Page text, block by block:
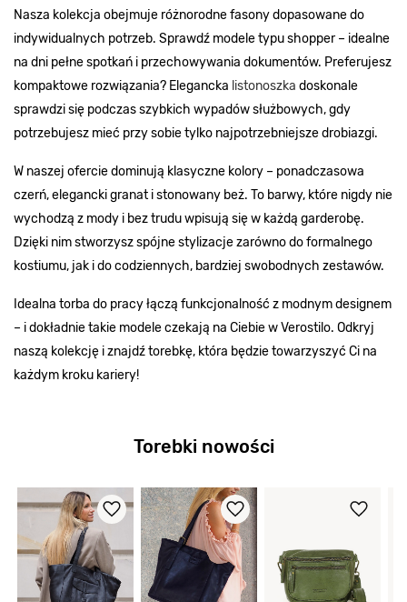
Nasza kolekcja obejmuje różnorodne fasony dopasowane do
indywidualnych potrzeb. Sprawdź modele typu shopper – idealne
na dni pełne spotkań i przechowywania dokumentów. Preferujesz
kompaktowe rozwiązania? Elegancka listonoszka doskonale
sprawdzi się podczas szybkich wypadów służbowych, gdy
potrzebujesz mieć przy sobie tylko najpotrzebniejsze drobiazgi.
W naszej ofercie dominują klasyczne kolory – ponadczasowa
czerń, elegancki granat i stonowany beż. To barwy, które nigdy nie
wychodzą z mody i bez trudu wpisują się w każdą garderobę.
Dzięki nim stworzysz spójne stylizacje zarówno do formalnego
kostiumu, jak i do codziennych, bardziej swobodnych zestawów.
Idealna torba do pracy łączą funkcjonalność z modnym designem
– i dokładnie takie modele czekają na Ciebie w Verostilo. Odkryj
naszą kolekcję i znajdź torebkę, która będzie towarzyszyć Ci na
każdym kroku kariery!
Torebki nowości